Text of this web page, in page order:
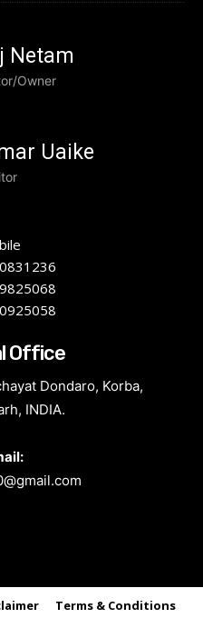
Netam
Owner
Uaike
Office
Dondaro, Korba,
INDIA.
Terms & Conditions